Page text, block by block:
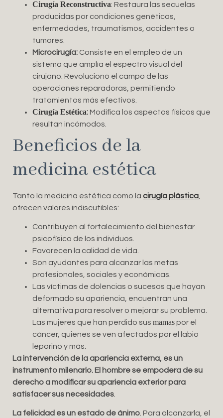
Cirugía Reconstructiva: Restaura las secuelas
producidas por condiciones genéticas,
enfermedades, traumatismos, accidentes o
tumores.
Microcirugía: Consiste en el empleo de un
sistema que amplía el espectro visual del
cirujano. Revolucionó el campo de las
operaciones reparadoras, permitiendo
tratamientos más efectivos.
Cirugía Estética:Modifica los aspectos físicos que
resultan incómodos.
Beneficios de la
medicina estética
Tanto la medicina estética como la cirugía plástica
ofrecen valores indiscutibles:
Contribuyen al fortalecimiento del bienestar
psicofísico de los individuos.
Favorecen la calidad de vida.
Son ayudantes para alcanzar las metas
profesionales, sociales y económicas.
Las víctimas de dolencias o sucesos que hayan
deformado su apariencia, encuentran una
alternativa para resolver o mejorar su problema.
Las mujeres que han perdido sus mamaspor el
cáncer, quienes se ven afectados por el labio
leporino y más.
La intervención de la apariencia externa, es un
instrumento milenario. El hombre se empodera de su
derecho a modificar su apariencia exterior para
satisfacer sus necesidades
La felicidad es un estado de ánimo. Para alcanzarla, el